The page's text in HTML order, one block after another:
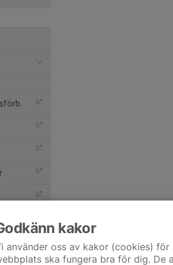
kakor
använder oss av kakor (cookies)
ska fungera bra för dig. De